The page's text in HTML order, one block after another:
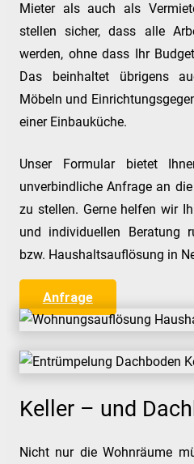
Mieter als auch als
stellen sicher, dass alle
werden, ohne dass Ihr
Das beinhaltet übrigens
Möbeln und
einer Einbauküche.
Unser Formular bietet
unverbindliche Anfrage an
zu stellen. Gerne helfen wir
und individuellen Beratung
bzw. Haushaltsauflösung in
Anfrage
Keller – und
Nicht nur die Wohnräume